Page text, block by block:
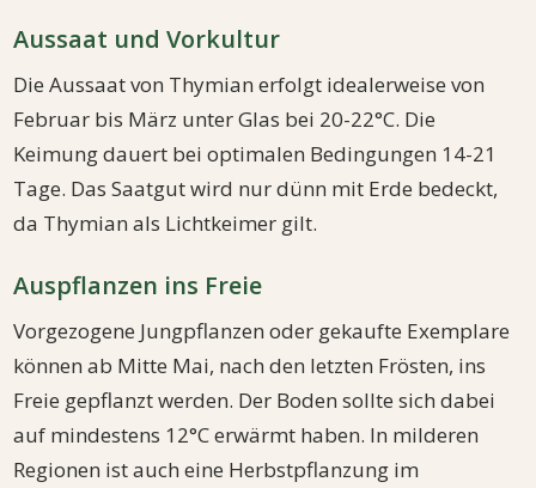
Aussaat und Vorkultur
Die Aussaat von Thymian erfolgt idealerweise von
Februar bis März unter Glas bei 20-22°C. Die
Keimung dauert bei optimalen Bedingungen 14-21
Tage. Das Saatgut wird nur dünn mit Erde bedeckt,
da Thymian als Lichtkeimer gilt.
Auspflanzen ins Freie
Vorgezogene Jungpflanzen oder gekaufte Exemplare
können ab Mitte Mai, nach den letzten Frösten, ins
Freie gepflanzt werden. Der Boden sollte sich dabei
auf mindestens 12°C erwärmt haben. In milderen
Regionen ist auch eine Herbstpflanzung im